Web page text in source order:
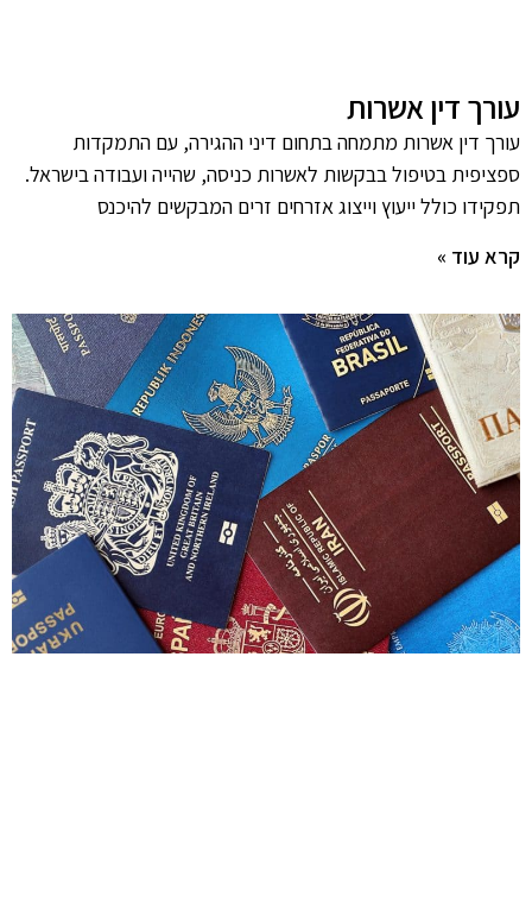
עורך דין אשרות
עורך דין אשרות מתמחה בתחום דיני ההגירה, עם התמקדות
ספציפית בטיפול בבקשות לאשרות כניסה, שהייה ועבודה בישראל.
תפקידו כולל ייעוץ וייצוג אזרחים זרים המבקשים להיכנס
קרא עוד »